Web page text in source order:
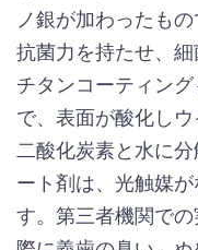
ノ銀が加わったも
抗菌力を持たせ、細
チタンコーティン
で、表面が酸化し
二酸化炭素と水に
ート剤は、光触媒
す。第三者機関で